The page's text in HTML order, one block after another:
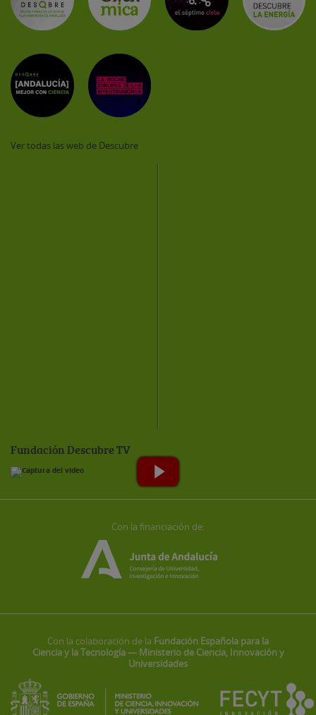
Ver todas las web de Descubre
Fundación Descubre TV
Con la financiación de:
Con la colaboración de la Fundación Española para la
Ciencia y la Tecnología — Ministerio de Ciencia, Innovación y
Universidades